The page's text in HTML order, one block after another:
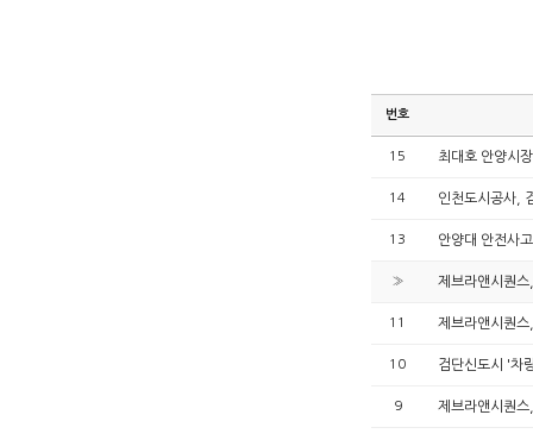
번호
15 최대호 안양시
14 인천도시공사,
13 안양대 안전사
» 제브라앤시퀀
11 제브라앤시퀀
10 검단신도시 '차
9 제브라앤시퀀